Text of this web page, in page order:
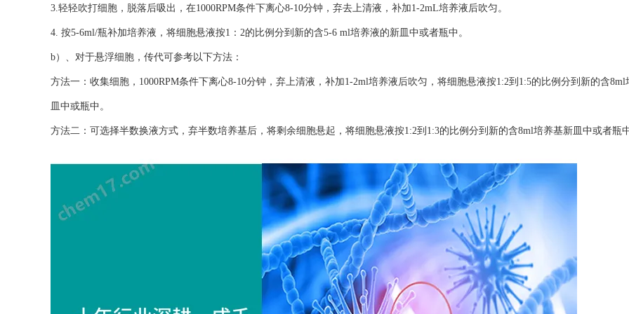
3.轻轻吹打细胞，脱落后吸出，在1000RPM条件下离心8-10分钟，弃去上清液，补加1-2mL培养液后吹匀。
4. 按5-6ml/瓶补加培养液，将细胞悬液按1：2的比例分到新的含5-6 ml培养液的新皿中或者瓶中。
b）、对于悬浮细胞，传代可参考以下方法：
方法一：收集细胞，1000RPM条件下离心8-10分钟，弃上清液，补加1-2ml培养液后吹匀，将细胞悬液按1:2到1:5的比例分到新的含8ml
皿中或瓶中。
方法二：可选择半数换液方式，弃半数培养基后，将剩余细胞悬起，将细胞悬液按1:2到1:3的比例分到新的含8ml培养基新皿中或者瓶中